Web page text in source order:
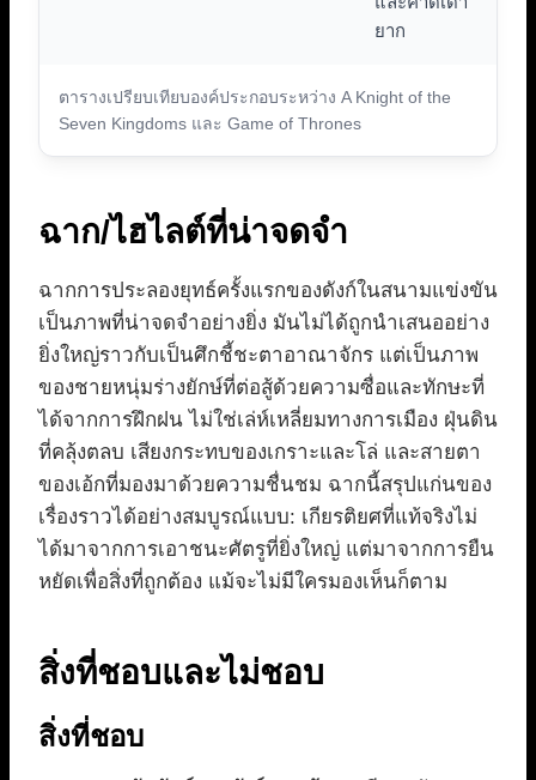
ตารางเปรียบเทียบองค์ประกอบระหว่าง A Knight of the
Seven Kingdoms และ Game of Thrones
ยาก
ฉาก/ไฮไลต์ที่น่าจดจำ
ฉากการประลองยุทธ์ครั้งแรกของดังก์ในสนามแข่งขัน
เป็นภาพที่น่าจดจำอย่างยิ่ง มันไม่ได้ถูกนำเสนออย่าง
ยิ่งใหญ่ราวกับเป็นศึกชี้ชะตาอาณาจักร แต่เป็นภาพ
ของชายหนุ่มร่างยักษ์ที่ต่อสู้ด้วยความซื่อและทักษะที่
ได้จากการฝึกฝน ไม่ใช่เล่ห์เหลี่ยมทางการเมือง ฝุ่นดิน
ที่คลุ้งตลบ เสียงกระทบของเกราะและโล่ และสายตา
ของเอ้กที่มองมาด้วยความชื่นชม ฉากนี้สรุปแก่นของ
เรื่องราวได้อย่างสมบูรณ์แบบ: เกียรติยศที่แท้จริงไม่
ได้มาจากการเอาชนะศัตรูที่ยิ่งใหญ่ แต่มาจากการยืน
หยัดเพื่อสิ่งที่ถูกต้อง แม้จะไม่มีใครมองเห็นก็ตาม
สิ่งที่ชอบและไม่ชอบ
สิ่งที่ชอบ